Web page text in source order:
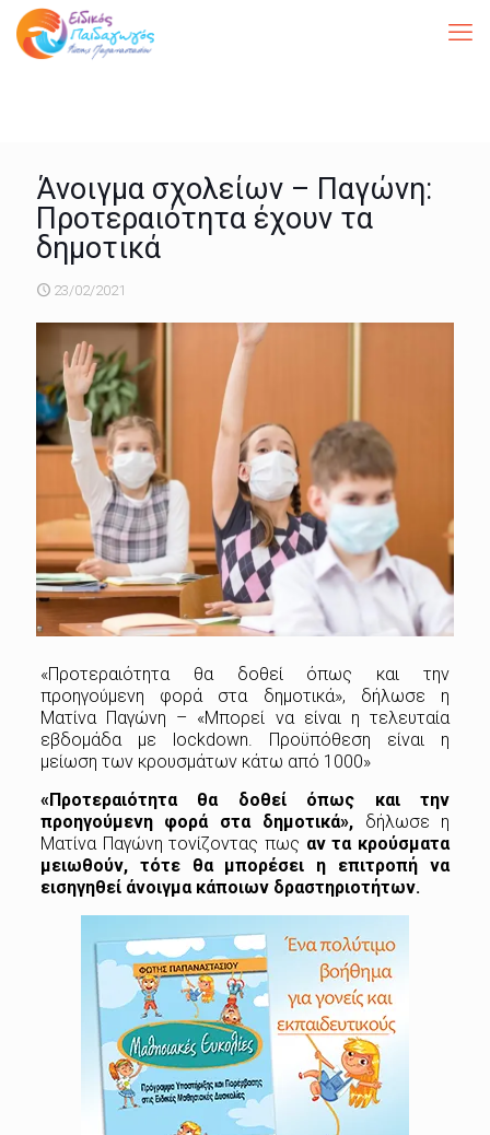
Άνοιγμα σχολείων – Παγώνη:
Προτεραιότητα έχουν τα
δημοτικά
23/02/2021
«Προτεραιότητα θα δοθεί όπως και την
προηγούμενη φορά στα δημοτικά», δήλωσε η
Ματίνα Παγώνη – «Μπορεί να είναι η τελευταία
εβδομάδα με lockdown. Προϋπόθεση είναι η
μείωση των κρουσμάτων κάτω από 1000»
«Προτεραιότητα θα δοθεί όπως και την
προηγούμενη φορά στα δημοτικά»,δήλωσε η
Ματίνα Παγώνη τονίζοντας πως αν τα κρούσματα
μειωθούν, τότε θα μπορέσει η επιτροπή να
εισηγηθεί άνοιγμα κάποιων δραστηριοτήτων.